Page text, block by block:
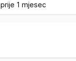
prije 1 mjesec